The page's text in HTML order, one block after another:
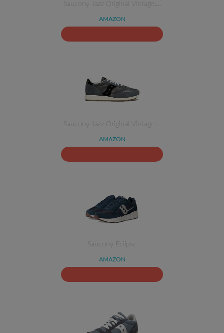
Saucony Jazz Original Vintage,…
AMAZON
Saucony Jazz Original Vintage,…
AMAZON
Saucony Eclipse
AMAZON